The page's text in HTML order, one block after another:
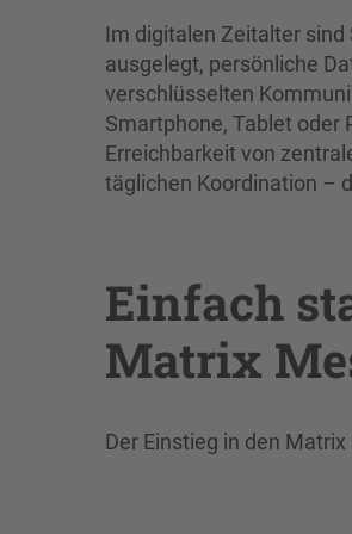
Im digitalen Zeitalter
ausgelegt, persönliche
verschlüsselten
Smartphone, Tablet oder
Erreichbarkeit von
täglichen Koordination –
Einfach
Matrix
Der Einstieg in den